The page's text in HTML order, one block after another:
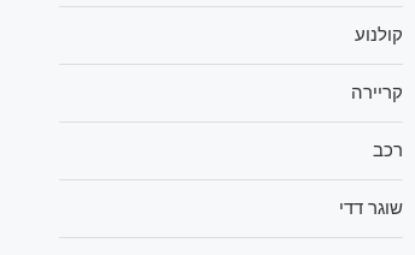
קולנוע
קריירה
רכב
שוגר דדי